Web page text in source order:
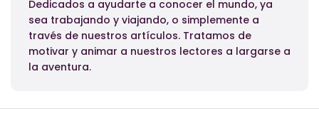
Dedicados a ayudarte a conocer el mundo, ya
sea trabajando y viajando, o simplemente a
través de nuestros artículos. Tratamos de
motivar y animar a nuestros lectores a largarse a
la aventura.